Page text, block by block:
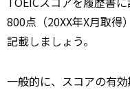
800点（20XX年X月取得
記載しましょう。
一般的に、スコアの有